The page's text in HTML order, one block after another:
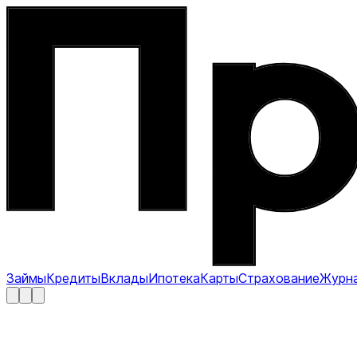
ЗаймыКредитыВкладыИпотекаКартыСтрахование